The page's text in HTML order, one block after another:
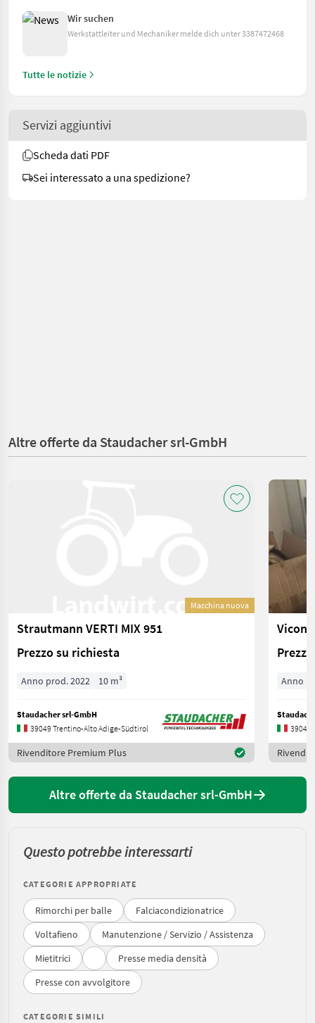
Wir suchen
Werkstattleiter und Mechaniker melde dich unter 3387472468
Tutte le notizie
Servizi aggiuntivi
Scheda dati PDF
Sei interessato a una spedizione?
Altre offerte da Staudacher srl-GmbH
Macchina nuova
Strautmann VERTI MIX 951
Prezzo su richiesta
Anno prod. 2022 10 m³
Staudacher srl-GmbH
39049 Trentino-Alto Adige-Südtirol
Rivenditore Premium Plus
Vicon
Anno
39049
Altre offerte da Staudacher srl-GmbH
Questo potrebbe interessarti
CATEGORIE APPROPRIATE
Rimorchi per balle
Falciacondizionatrice
Voltafieno
Manutenzione / Servizio / Assistenza
Mietitrici
Presse media densità
Presse con avvolgitore
CATEGORIE SIMILI